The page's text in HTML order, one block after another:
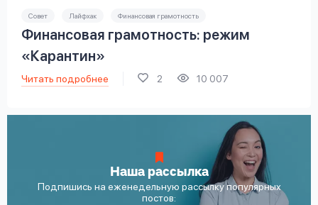
Совет Лайфхак Финансовая грамотность
Финансовая грамотность: режим
«Карантин»
Читать подробнее 2 10 007
Наша рассылка
Подпишись на еженедельную рассылку популярных
постов: